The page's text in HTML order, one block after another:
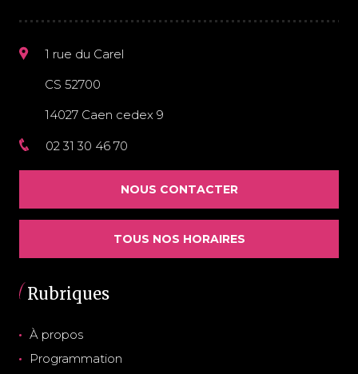
1 rue du Carel
CS 52700
14027 Caen cedex 9
02 31 30 46 70
NOUS CONTACTER
TOUS NOS HORAIRES
Rubriques
À propos
Programmation